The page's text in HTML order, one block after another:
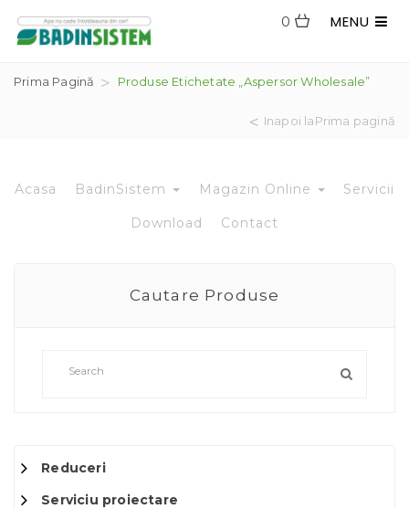
MENU
0
Prima Pagină Produse Etichetate „aspersor Wholesale”
Inapoi laPrima pagină
Acasa BadinSistem Magazin Online Servicii
Download Contact
Cautare Produse
Reduceri
Serviciu proiectare